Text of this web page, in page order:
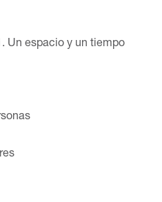
Un espacio y un tiempo